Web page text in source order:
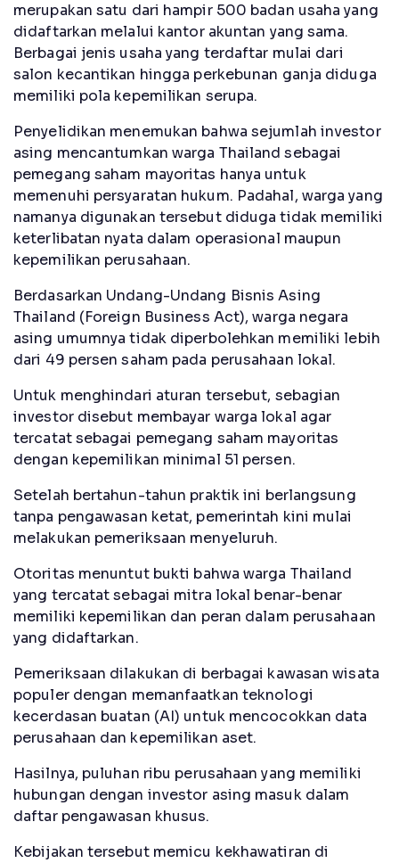
merupakan satu dari hampir 500 badan usaha yang
didaftarkan melalui kantor akuntan yang sama.
Berbagai jenis usaha yang terdaftar mulai dari
salon kecantikan hingga perkebunan ganja diduga
memiliki pola kepemilikan serupa.
Penyelidikan menemukan bahwa sejumlah investor
asing mencantumkan warga Thailand sebagai
pemegang saham mayoritas hanya untuk
memenuhi persyaratan hukum. Padahal, warga yang
namanya digunakan tersebut diduga tidak memiliki
keterlibatan nyata dalam operasional maupun
kepemilikan perusahaan.
Berdasarkan Undang-Undang Bisnis Asing
Thailand (Foreign Business Act), warga negara
asing umumnya tidak diperbolehkan memiliki lebih
dari 49 persen saham pada perusahaan lokal.
Untuk menghindari aturan tersebut, sebagian
investor disebut membayar warga lokal agar
tercatat sebagai pemegang saham mayoritas
dengan kepemilikan minimal 51 persen.
Setelah bertahun-tahun praktik ini berlangsung
tanpa pengawasan ketat, pemerintah kini mulai
melakukan pemeriksaan menyeluruh.
Otoritas menuntut bukti bahwa warga Thailand
yang tercatat sebagai mitra lokal benar-benar
memiliki kepemilikan dan peran dalam perusahaan
yang didaftarkan.
Pemeriksaan dilakukan di berbagai kawasan wisata
populer dengan memanfaatkan teknologi
kecerdasan buatan (AI) untuk mencocokkan data
perusahaan dan kepemilikan aset.
Hasilnya, puluhan ribu perusahaan yang memiliki
hubungan dengan investor asing masuk dalam
daftar pengawasan khusus.
Kebijakan tersebut memicu kekhawatiran di